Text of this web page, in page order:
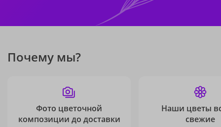
Почему мы?
Фото цветочной
композиции до доставки
Наши цветы
свежие